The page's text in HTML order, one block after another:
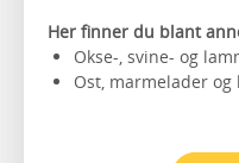
Her finner du blant
Okse-, svine- og
Ost, marmelader og